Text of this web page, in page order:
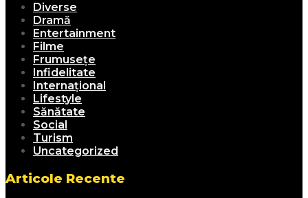
Diverse
Dramă
Entertainment
Filme
Frumusețe
Infidelitate
Internațional
Lifestyle
Sănătate
Social
Turism
Uncategorized
Articole Recente